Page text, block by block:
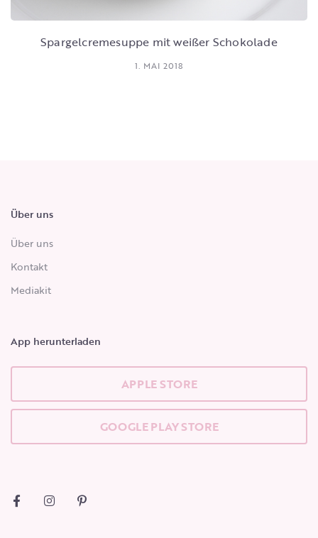
Spargelcremesuppe mit weißer Schokolade
1. MAI 2018
Über uns
Über uns
Kontakt
Mediakit
App herunterladen
APPLE STORE
GOOGLE PLAY STORE